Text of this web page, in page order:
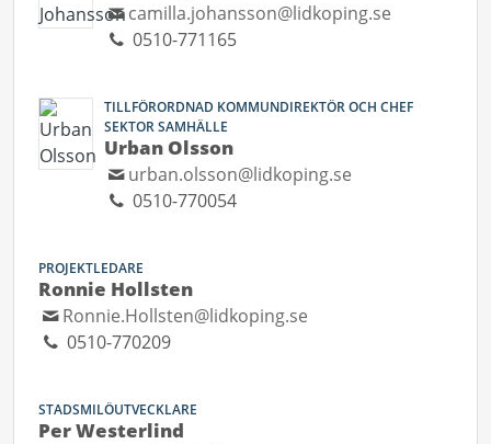
camilla.johansson@lidkoping.se
0510-771165
TILLFÖRORDNAD KOMMUNDIREKTÖR OCH CHEF
SEKTOR SAMHÄLLE
Urban Olsson
urban.olsson@lidkoping.se
0510-770054
PROJEKTLEDARE
Ronnie Hollsten
Ronnie.Hollsten@lidkoping.se
0510-770209
STADSMILÖUTVECKLARE
Per Westerlind